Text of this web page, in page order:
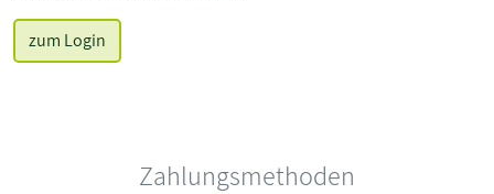
zum Login
Zahlungsmethoden